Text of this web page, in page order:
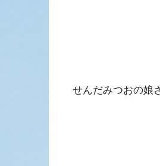
せんだみつおの娘